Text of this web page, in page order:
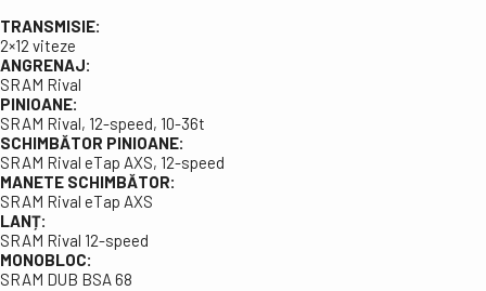
TRANSMISIE:
2×12 viteze
ANGRENAJ:
SRAM Rival
PINIOANE:
SRAM Rival, 12-speed, 10-36t
SCHIMBĂTOR PINIOANE:
SRAM Rival eTap AXS, 12-speed
MANETE SCHIMBĂTOR:
SRAM Rival eTap AXS
LANȚ:
SRAM Rival 12-speed
MONOBLOC:
SRAM DUB BSA 68